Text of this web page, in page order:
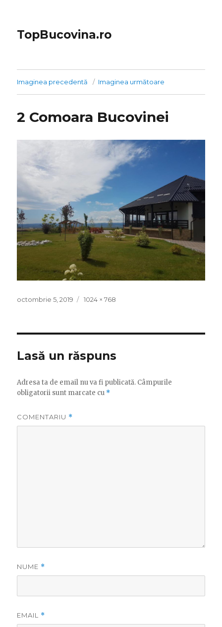
TopBucovina.ro
Imaginea precedentă Imaginea următoare
2 Comoara Bucovinei
Publicat
octombrie 5, 2019
Mărime
1024 × 768
Lasă un răspuns
Adresa ta de email nu va fi publicată. Câmpurile
obligatorii sunt marcate cu *
COMENTARIU *
NUME *
EMAIL *